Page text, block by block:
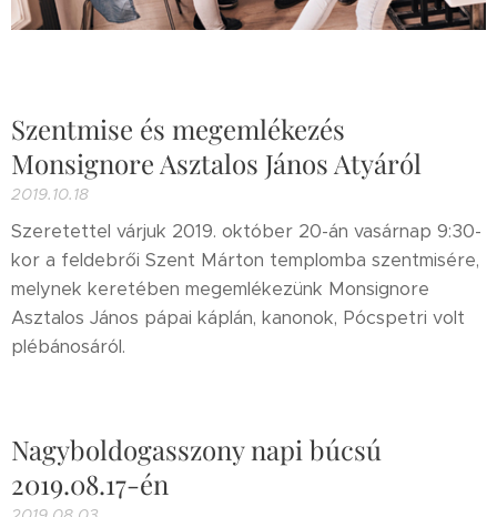
Szentmise és megemlékezés
Monsignore Asztalos János Atyáról
2019.10.18
Szeretettel várjuk 2019. október 20-án vasárnap 9:30-
kor a feldebrői Szent Márton templomba szentmisére,
melynek keretében megemlékezünk Monsignore
Asztalos János pápai káplán, kanonok, Pócspetri volt
plébánosáról.
Nagyboldogasszony napi búcsú
2019.08.17-én